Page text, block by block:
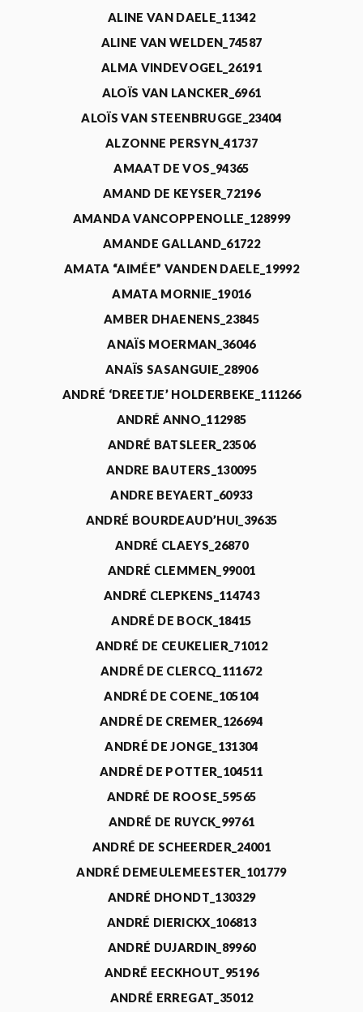
ALINE VAN DAELE_11342
ALINE VAN WELDEN_74587
ALMA VINDEVOGEL_26191
ALOÏS VAN LANCKER_6961
ALOÏS VAN STEENBRUGGE_23404
ALZONNE PERSYN_41737
AMAAT DE VOS_94365
AMAND DE KEYSER_72196
AMANDA VANCOPPENOLLE_128999
AMANDE GALLAND_61722
AMATA “AIMÉE” VANDEN DAELE_19992
AMATA MORNIE_19016
AMBER DHAENENS_23845
ANAÏS MOERMAN_36046
ANAÏS SASANGUIE_28906
ANDRÉ ‘DREETJE’ HOLDERBEKE_111266
ANDRÉ ANNO_112985
ANDRÉ BATSLEER_23506
ANDRE BAUTERS_130095
ANDRE BEYAERT_60933
ANDRÉ BOURDEAUD’HUI_39635
ANDRÉ CLAEYS_26870
ANDRÉ CLEMMEN_99001
ANDRÉ CLEPKENS_114743
ANDRÉ DE BOCK_18415
ANDRÉ DE CEUKELIER_71012
ANDRÉ DE CLERCQ_111672
ANDRÉ DE COENE_105104
ANDRÉ DE CREMER_126694
ANDRÉ DE JONGE_131304
ANDRÉ DE POTTER_104511
ANDRÉ DE ROOSE_59565
ANDRÉ DE RUYCK_99761
ANDRÉ DE SCHEERDER_24001
ANDRÉ DEMEULEMEESTER_101779
ANDRÉ DHONDT_130329
ANDRÉ DIERICKX_106813
ANDRÉ DUJARDIN_89960
ANDRÉ EECKHOUT_95196
ANDRÉ ERREGAT_35012